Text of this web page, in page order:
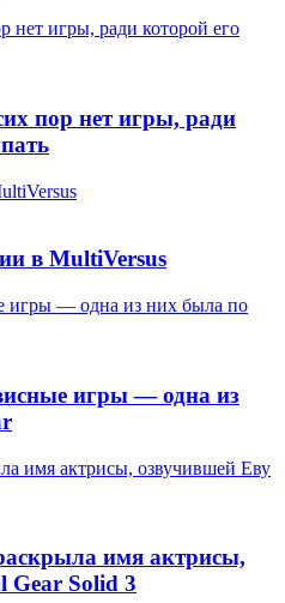
нет игры, ради которой его
пор нет игры, ради
в MultiVersus
игры — одна из них была по
игры — одна из
имя актрисы, озвучившей Еву
имя актрисы,
Gear Solid 3